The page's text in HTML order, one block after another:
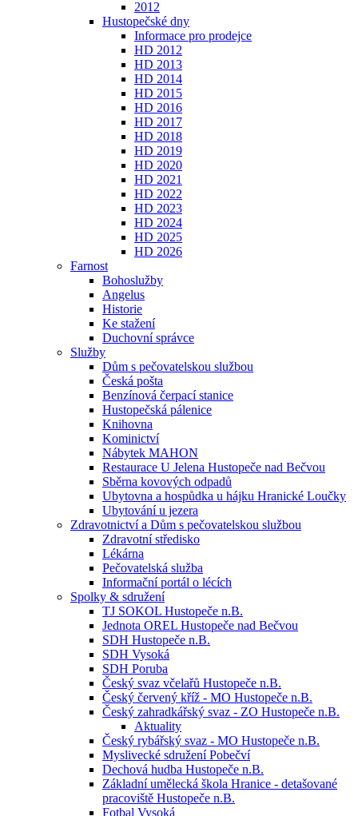
2012
Hustopečské dny
Informace pro prodejce
HD 2012
HD 2013
HD 2014
HD 2015
HD 2016
HD 2017
HD 2018
HD 2019
HD 2020
HD 2021
HD 2022
HD 2023
HD 2024
HD 2025
HD 2026
Farnost
Bohoslužby
Angelus
Historie
Ke stažení
Duchovní správce
Služby
Dům s pečovatelskou službou
Česká pošta
Benzínová čerpací stanice
Hustopečská pálenice
Knihovna
Kominictví
Nábytek MAHON
Restaurace U Jelena Hustopeče nad Bečvou
Sběrna kovových odpadů
Ubytovna a hospůdka u hájku Hranické Loučky
Ubytování u jezera
Zdravotnictví a Dům s pečovatelskou službou
Zdravotní středisko
Lékárna
Pečovatelská služba
Informační portál o lécích
Spolky & sdružení
TJ SOKOL Hustopeče n.B.
Jednota OREL Hustopeče nad Bečvou
SDH Hustopeče n.B.
SDH Vysoká
SDH Poruba
Český svaz včelařů Hustopeče n.B.
Český červený kříž - MO Hustopeče n.B.
Český zahradkářský svaz - ZO Hustopeče n.B.
Aktuality
Český rybářský svaz - MO Hustopeče n.B.
Myslivecké sdružení Pobečví
Dechová hudba Hustopeče n.B.
Základní umělecká škola Hranice - detašované
pracoviště Hustopeče n.B.
Fotbal Vysoká